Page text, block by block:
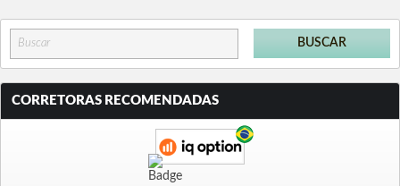
CORRETORAS RECOMENDADAS